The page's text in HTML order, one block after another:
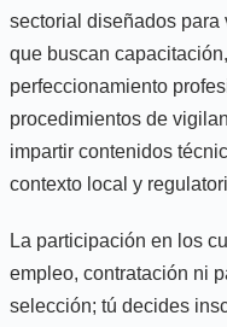
sectorial diseñados para
que buscan
perfeccionamiento
procedimientos de
impartir contenidos
contexto local y
La participación en los
empleo, contratación ni
selección; tú decides